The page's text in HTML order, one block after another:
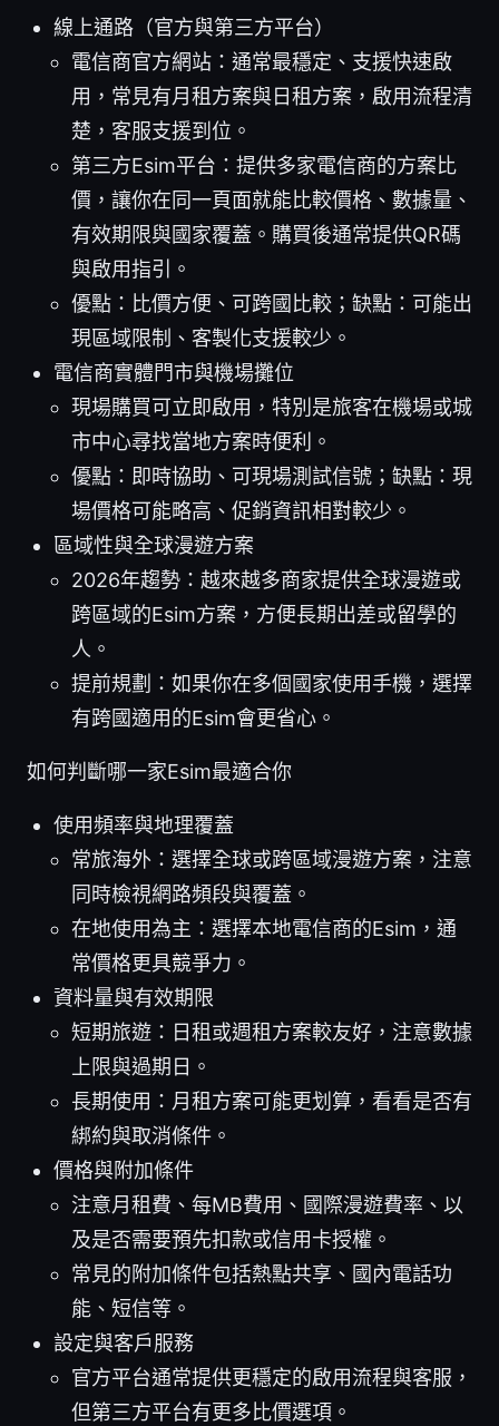
線上通路（官方與第三方平台）
電信商官方網站：通常最穩定、支援快速啟
用，常見有月租方案與日租方案，啟用流程清
楚，客服支援到位。
第三方Esim平台：提供多家電信商的方案比
價，讓你在同一頁面就能比較價格、數據量、
有效期限與國家覆蓋。購買後通常提供QR碼
與啟用指引。
優點：比價方便、可跨國比較；缺點：可能出
現區域限制、客製化支援較少。
電信商實體門市與機場攤位
現場購買可立即啟用，特別是旅客在機場或城
市中心尋找當地方案時便利。
優點：即時協助、可現場測試信號；缺點：現
場價格可能略高、促銷資訊相對較少。
區域性與全球漫遊方案
2026年趨勢：越來越多商家提供全球漫遊或
跨區域的Esim方案，方便長期出差或留學的
人。
提前規劃：如果你在多個國家使用手機，選擇
有跨國適用的Esim會更省心。
如何判斷哪一家Esim最適合你
使用頻率與地理覆蓋
常旅海外：選擇全球或跨區域漫遊方案，注意
同時檢視網路頻段與覆蓋。
在地使用為主：選擇本地電信商的Esim，通
常價格更具競爭力。
資料量與有效期限
短期旅遊：日租或週租方案較友好，注意數據
上限與過期日。
長期使用：月租方案可能更划算，看看是否有
綁約與取消條件。
價格與附加條件
注意月租費、每MB費用、國際漫遊費率、以
及是否需要預先扣款或信用卡授權。
常見的附加條件包括熱點共享、國內電話功
能、短信等。
設定與客戶服務
官方平台通常提供更穩定的啟用流程與客服，
但第三方平台有更多比價選項。